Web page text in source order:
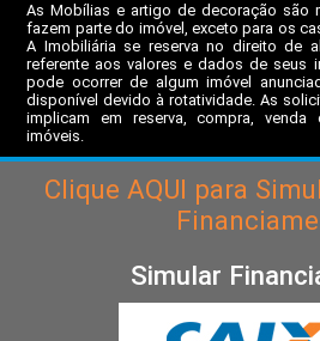
As Mobílias e artigo de decoração são
fazem parte do imóvel, exceto para os
A Imobiliária se reserva no direito de
referente aos valores e dados de seus
pode ocorrer de algum imóvel
disponível devido à rotatividade. As
implicam em reserva, compra,
imóveis.
Clique AQUI para
Simular